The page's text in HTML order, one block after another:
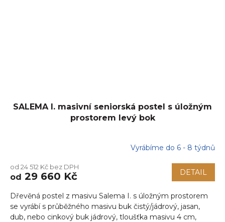
SALEMA I. masivní seniorská postel s úložným
prostorem levý bok
Vyrábíme do 6 - 8 týdnů
od 24 512 Kč bez DPH
od 29 660 Kč DETAIL
Dřevěná postel z masivu Salema I. s úložným prostorem
se vyrábí s průběžného masivu buk čistý/jádrový, jasan,
dub, nebo cinkový buk jádrový, tloušťka masivu 4 cm,